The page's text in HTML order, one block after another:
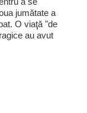
jumătate a
O viaţă "de
au avut